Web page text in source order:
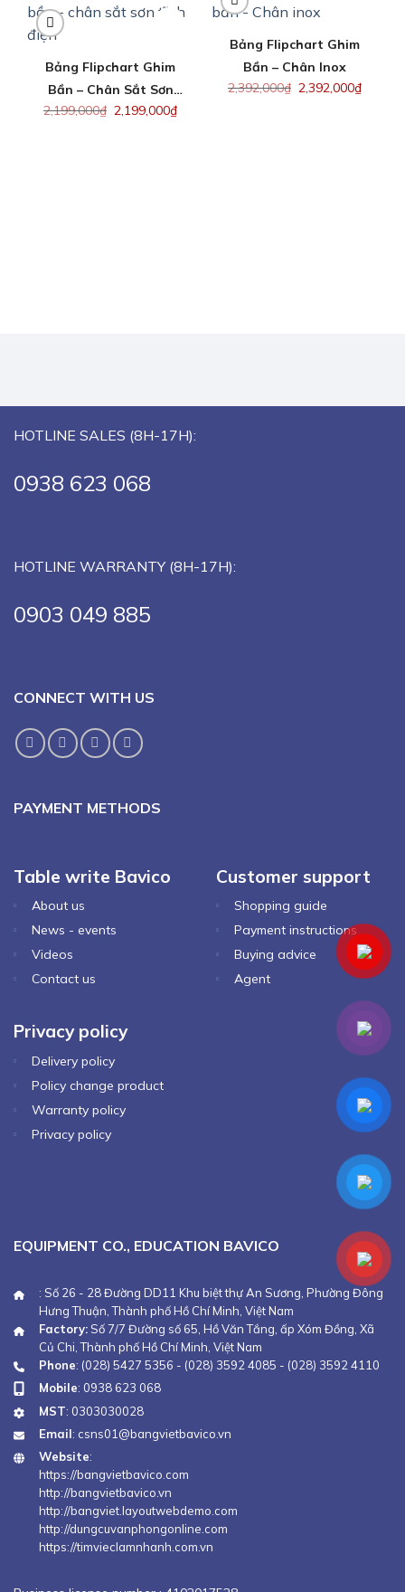
Bảng Flipchart Ghim
Bần – Chân Sắt Sơn
Tĩnh Điện
2,199,000₫ 2,199,000₫
Bảng Flipchart Ghim
Bần – Chân Inox
2,392,000₫ 2,392,000₫
HOTLINE SALES (8H-17H):
0938 623 068
HOTLINE WARRANTY (8H-17H):
0903 049 885
CONNECT WITH US
PAYMENT METHODS
Table write Bavico
About us
News - events
Videos
Contact us
Customer support
Shopping guide
Payment instructions
Buying advice
Agent
Privacy policy
Delivery policy
Policy change product
Warranty policy
Privacy policy
EQUIPMENT CO., EDUCATION BAVICO
: Số 26 - 28 Đường DD11 Khu biệt thự An Sương, Phường Đông
Hưng Thuận, Thành phố Hồ Chí Minh, Việt Nam
Factory: Số 7/7 Đường số 65, Hồ Văn Tắng, ấp Xóm Đồng, Xã
Củ Chi, Thành phố Hồ Chí Minh, Việt Nam
Phone: (028) 5427 5356 - (028) 3592 4085 - (028) 3592 4110
Mobile: 0938 623 068
MST: 0303030028
Email: csns01@bangvietbavico.vn
Website:
https://bangvietbavico.com
http://bangvietbavico.vn
http://bangviet.layoutwebdemo.com
http://dungcuvanphongonline.com
https://timvieclamnhanh.com.vn